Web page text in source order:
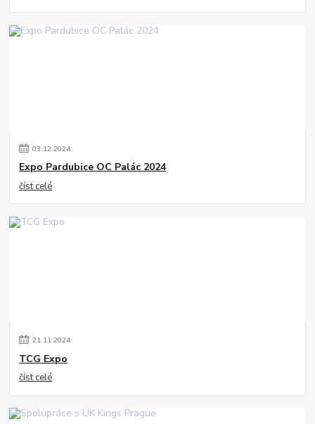
03.12.2024
Expo Pardubice OC Palác 2024
číst celé
21.11.2024
TCG Expo
číst celé